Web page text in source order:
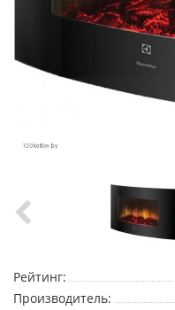
Рейтинг:
Производитель: